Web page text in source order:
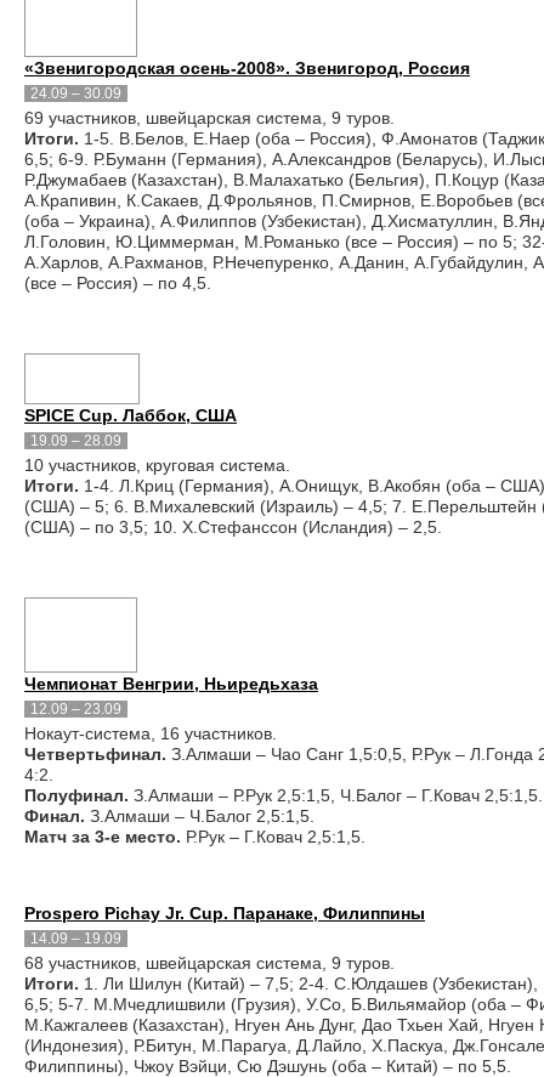
«Звенигородская осень-2008». Звенигород, Россия
24.09 – 30.09
69 участников, швейцарская система, 9 туров.
Итоги. 1-5. В.Белов, Е.Наер (оба – Россия), Ф.Амонатов
6,5; 6-9. Р.Буманн (Германия), А.Александров (Беларусь),
Р.Джумабаев (Казахстан), В.Малахатько (Бельгия), П.Коцур
А.Крапивин, К.Сакаев, Д.Фрольянов, П.Смирнов, Е.Воробьев
(оба – Украина), А.Филиппов (Узбекистан), Д.Хисматуллин,
Л.Головин, Ю.Циммерман, М.Романько (все – Россия) – по 5;
А.Харлов, А.Рахманов, Р.Нечепуренко, А.Данин, А.Губайдулин,
(все – Россия) – по 4,5.
SPICE Cup. Лаббок, США
19.09 – 28.09
10 участников, круговая система.
Итоги. 1-4. Л.Криц (Германия), А.Онищук, В.Акобян (оба –
(США) – 5; 6. В.Михалевский (Израиль) – 4,5; 7.
(США) – по 3,5; 10. Х.Стефанссон (Исландия) – 2,5.
Чемпионат Венгрии, Ньиредьхаза
12.09 – 23.09
Нокаут-система, 16 участников.
Четвертьфинал. З.Алмаши – Чао Санг 1,5:0,5, Р.Рук – Л.Гонда
4:2.
Полуфинал. З.Алмаши – Р.Рук 2,5:1,5, Ч.Балог – Г.Ковач 2,5:1,5.
Финал. З.Алмаши – Ч.Балог 2,5:1,5.
Матч за 3-е место. Р.Рук – Г.Ковач 2,5:1,5.
Prospero Pichay Jr. Cup. Паранаке, Филиппины
14.09 – 19.09
68 участников, швейцарская система, 9 туров.
Итоги. 1. Ли Шилун (Китай) – 7,5; 2-4. С.Юлдашев
6,5; 5-7. М.Мчедлишвили (Грузия), У.Со, Б.Вильямайор (оба –
М.Кажгалеев (Казахстан), Нгуен Ань Дунг, Дао Тхьен Хай,
(Индонезия), Р.Битун, М.Парагуа, Д.Лайло, Х.Паскуа,
Филиппины), Чжоу Вэйци, Сю Дэшунь (оба – Китай) – по 5,5.